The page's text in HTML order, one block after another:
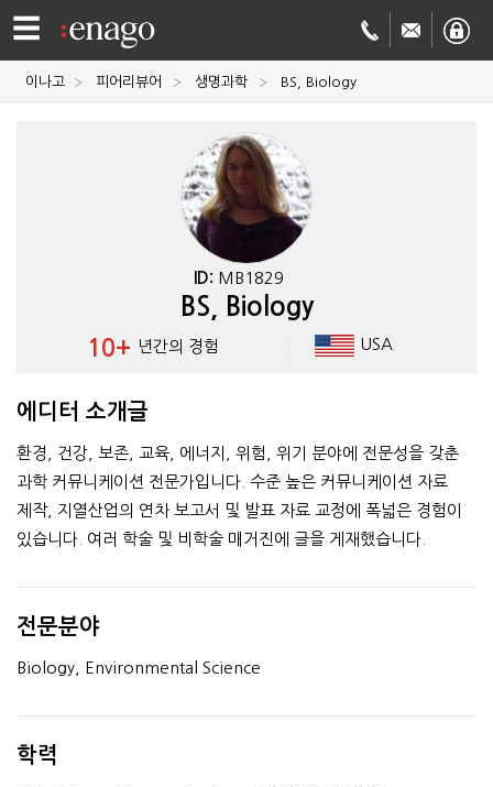
☰
영문
이나고 피어리뷰어 생명과학 BS, Biology
ID: MB1829
BS, Biology
10+ 년간의 경험 USA
에디터 소개글
환경, 건강, 보존, 교육, 에너지, 위험, 위기 분야에 전문성을 갖춘
과학 커뮤니케이션 전문가입니다. 수준 높은 커뮤니케이션 자료
제작, 지열산업의 연차 보고서 및 발표 자료 교정에 폭넓은 경험이
있습니다. 여러 학술 및 비학술 매거진에 글을 게재했습니다.
전문분야
Biology, Environmental Science
학력